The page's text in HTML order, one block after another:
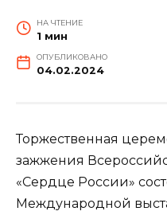
НА ЧТЕНИЕ
1 мин
ОПУБЛИКОВАНО
04.02.2024
Торжественная
зажжения
«Сердце России»
Международной